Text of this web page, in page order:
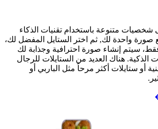
متنوعة باستخدام تقنيات الذكاء
صورة واحدة لك, ثم اختر الستايل المفضل لك،
سيتم إنشاء صورة احترافية وجذابة لك
الذكية. هناك العديد من الستايلات للرجال
أو ستايلات أكثر مرحاً مثل الباربي أو